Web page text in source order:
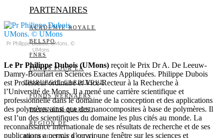
PARTENAIRES
ACADÉMIE ROYALE
BELSPO
FNRS
FONDS POUR LA
CHIRURGIE CARDIAQUE
FONDS WERNAERS
FOURNIER-MAJOIE
RÉGION DE
BRUXELLES-CAPITALE
Pr Philippe Dubois, UMons. ©
UMons
Le Pr Philippe Dubois (UMons) reçoit le Prix Dr A. De Leeuw-
Damry-Bourlart en Sciences Exactes Appliquées. Philippe Dubois
est Professeur ordinaire et Vice-Recteur à la Recherche à
l’Université de Mons. Il a mené une carrière scientifique et
professionnelle dans le domaine de la conception et des applications
des polymères ainsi que des nanocomposites à base de polymères. Il
est l’un des scientifiques du domaine les plus cités au monde. La
reconnaissance internationale de ses résultats de recherche et de ses
publications a permis d’ouvrir une fenêtre sur les sciences et